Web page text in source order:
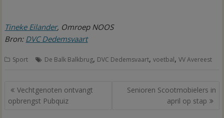
Tineke Eilander, Omroep NOOS
Bron: DVC Dedemsvaart
Sport De Balk Balkbrug, DVC Dedemsvaart,voetbal,VV Avereest
Bericht
navigatie
Vechtgenoten ontvangt
opbrengst Pubquiz
Senioren Scootmobielers in
april op stap